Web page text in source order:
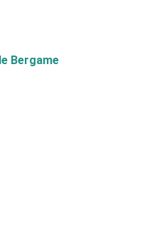
Bergame